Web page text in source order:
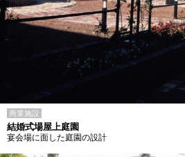
商業施設
結婚式場屋上庭園
宴会場に面した庭園の設計